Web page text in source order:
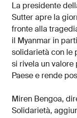
La presidente
Sutter apre la
fronte alla
il Myanmar in
solidarietà con le
si rivela un
Paese e rende
Miren Bengoa,
Solidarietà,